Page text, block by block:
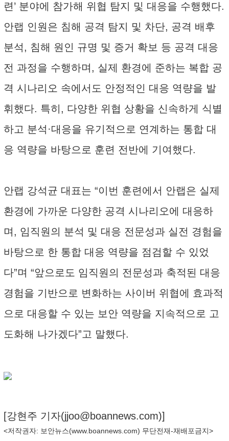
련’ 분야에 참가해 위협 탐지 및 대응을 수행했다.
안랩 인원은 침해 공격 탐지 및 차단, 공격 배후
분석, 침해 원인 규명 및 증거 확보 등 공격 대응
전 과정을 수행하며, 실제 환경에 준하는 복합 공
격 시나리오 속에서도 안정적인 대응 역량을 발
휘했다. 특히, 다양한 위협 상황을 신속하게 식별
하고 분석·대응을 유기적으로 연계하는 통합 대
응 역량을 바탕으로 훈련 전반에 기여했다.
안랩 강석균 대표는 “이번 훈련에서 안랩은 실제
환경에 가까운 다양한 공격 시나리오에 대응하
며, 임직원의 분석 및 대응 전문성과 실전 경험을
바탕으로 한 통합 대응 역량을 점검할 수 있었
다”며 “앞으로도 임직원의 전문성과 축적된 대응
경험을 기반으로 변화하는 사이버 위협에 효과적
으로 대응할 수 있는 보안 역량을 지속적으로 고
도화해 나가겠다”고 말했다.
[강현주 기자(jjoo@boannews.com)]
<저작권자: 보안뉴스(www.boannews.com) 무단전재-재배포금지>